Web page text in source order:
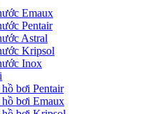
Emaux
Pentair
Astral
Kripsol
Inox
bơi Pentair
bơi Emaux